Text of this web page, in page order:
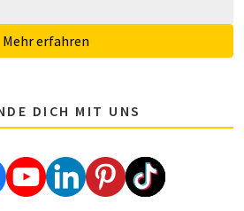
Mehr erfahren
DICH MIT UNS